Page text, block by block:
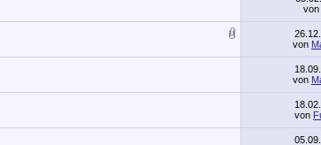
von
von
von
von